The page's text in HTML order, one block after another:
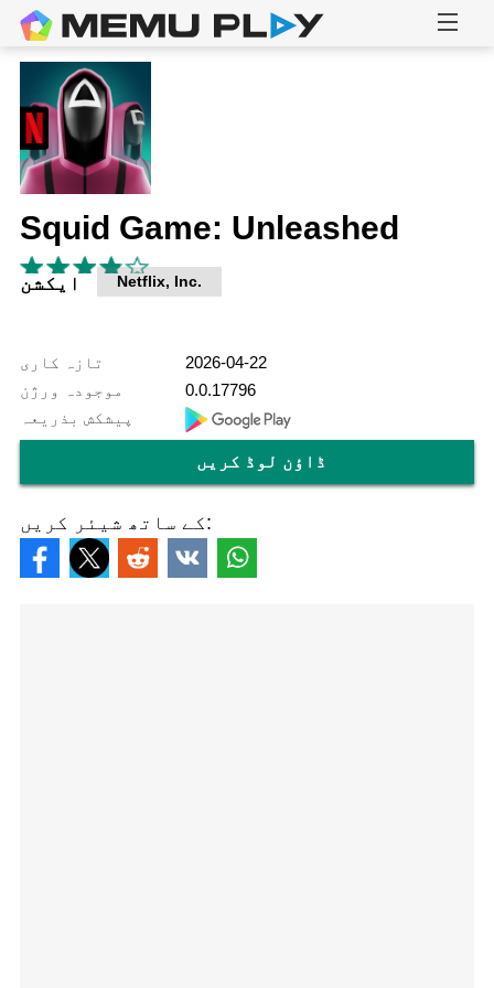
Squid Game: Unleashed
ایکشن Netflix, Inc.
تازہ کاری
2026-04-22
موجودہ ورژن
0.0.17796
پیشکش بذریعہ
ڈاؤن لوڈ کریں
کے ساتھ شیئر کریں: